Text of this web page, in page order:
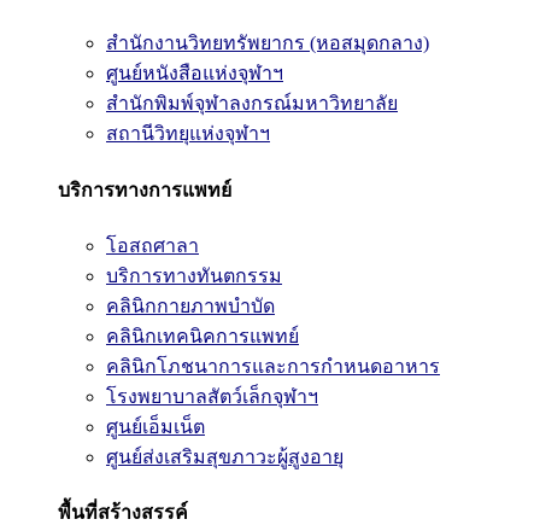
สำนักงานวิทยทรัพยากร (หอสมุดกลาง)
ศูนย์หนังสือแห่งจุฬาฯ
สำนักพิมพ์จุฬาลงกรณ์มหาวิทยาลัย
สถานีวิทยุแห่งจุฬาฯ
บริการทางการแพทย์
โอสถศาลา
บริการทางทันตกรรม
คลินิกกายภาพบำบัด
คลินิกเทคนิคการแพทย์
คลินิกโภชนาการและการกำหนดอาหาร
โรงพยาบาลสัตว์เล็กจุฬาฯ
ศูนย์เอ็มเน็ต
ศูนย์ส่งเสริมสุขภาวะผู้สูงอายุ
พื้นที่สร้างสรรค์